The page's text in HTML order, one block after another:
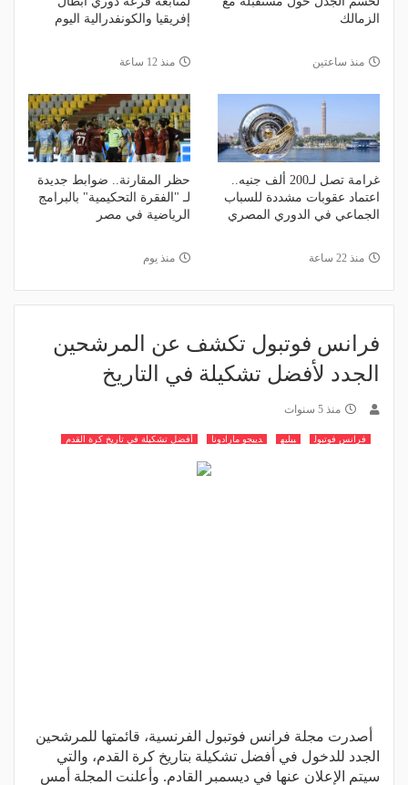
الزمالك
منذ ساعتين
إفريقيا والكونفدرالية اليوم
منذ 12 ساعة
غرامة تصل لـ200 ألف جنيه..
اعتماد عقوبات مشددة للسباب
الجماعي في الدوري المصري
منذ 22 ساعة
حظر المقارنة.. ضوابط جديدة
لـ "الفقرة التحكيمية" بالبرامج
الرياضية في مصر
منذ يوم
فرانس فوتبول تكشف عن المرشحين
الجدد لأفضل تشكيلة في التاريخ
منذ 5 سنوات
فرانس فوتبول بيليه دييجو مارادونا أفضل تشكيلة في تاريخ كرة القدم
أصدرت مجلة فرانس فوتبول الفرنسية، قائمتها للمرشحين
الجدد للدخول في أفضل تشكيلة بتاريخ كرة القدم، والتي
سيتم الإعلان عنها في ديسمبر القادم. وأعلنت المجلة أمس